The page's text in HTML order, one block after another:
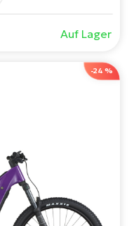
Auf Lager
-24 %